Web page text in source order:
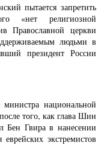
пытается запретить
«нет религиозной
Православной церкви
людьми в
президент России
национальной
того, как глава Шин
Бен Гвира в нанесении
экстремистов